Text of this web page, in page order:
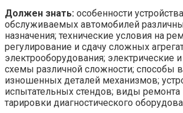
Должен знать: особенности устройства
обслуживаемых автомобилей
назначения; технические условия на
регулирование и сдачу сложных
электрооборудования; электрические
схемы различной сложности; способы
изношенных деталей механизмов;
испытательных стендов; виды ремонта
тарировки диагностического